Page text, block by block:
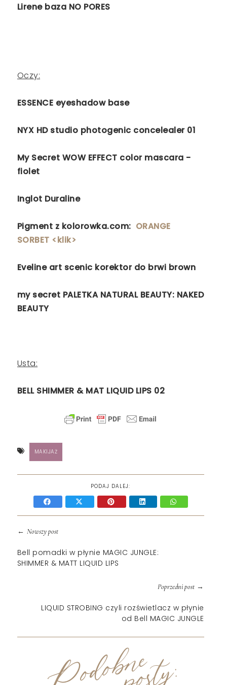
Lirene baza NO PORES
Oczy:
ESSENCE eyeshadow base
NYX HD studio photogenic concelealer 01
My Secret WOW EFFECT color mascara -
fiolet
Inglot Duraline
Pigment z kolorowka.com: ORANGE
SORBET <klik>
Eveline art scenic korektor do brwi brown
my secret PALETKA NATURAL BEAUTY: NAKED
BEAUTY
Usta:
BELL SHIMMER & MAT LIQUID LIPS 02
MAKIJAŻ
PODAJ DALEJ:
← Nowszy post
Bell pomadki w płynie MAGIC JUNGLE:
SHIMMER & MATT LIQUID LIPS
Poprzedni post→
LIQUID STROBING czyli rozświetlacz w płynie
od Bell MAGIC JUNGLE